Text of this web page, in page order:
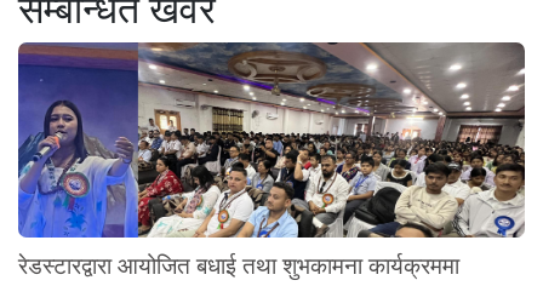
सम्बन्धित खवर
रेडस्टारद्वारा आयोजित बधाई तथा शुभकामना कार्यक्रममा